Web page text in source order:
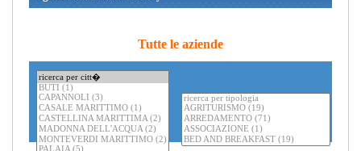
Tutte le aziende